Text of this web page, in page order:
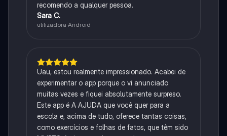
recomendo a qualquer pessoa.
Sara C.
utilizadora Android
Uau, estou realmente impressionado. Acabei de
experimentar o app porque o vi anunciado
muitas vezes e fiquei absolutamente surpreso.
Este app é A AJUDA que você quer para a
escola e, acima de tudo, oferece tantas coisas,
como exercícios e folhas de fatos, que têm sido